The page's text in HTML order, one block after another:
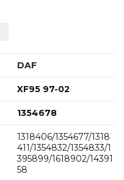
DAF
XF95 97-02
1354678
1318406/1354677/1318
411/1354832/1354833/1
395899/1618902/14391
58